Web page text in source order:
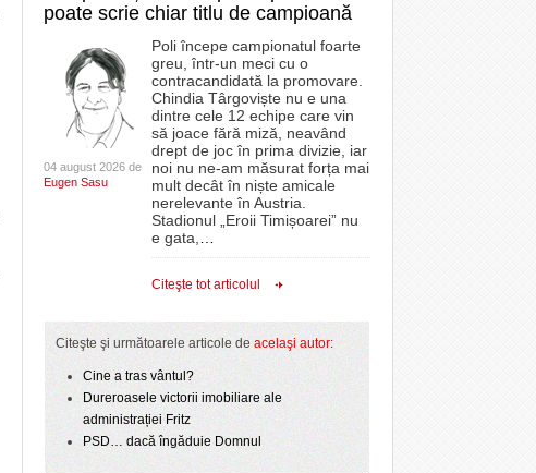
poate scrie chiar titlu de campioană
04 august 2026 de
Eugen Sasu
Poli începe campionatul foarte
greu, într-un meci cu o
contracandidată la promovare.
Chindia Târgoviște nu e una
dintre cele 12 echipe care vin
să joace fără miză, neavând
drept de joc în prima divizie, iar
noi nu ne-am măsurat forța mai
mult decât în niște amicale
nerelevante în Austria.
Stadionul „Eroii Timișoarei” nu
e gata,
Citeşte tot articolul
Citeşte şi următoarele articole de acelaşi autor:
Cine a tras vântul?
Dureroasele victorii imobiliare ale
administrației Fritz
PSD… dacă îngăduie Domnul